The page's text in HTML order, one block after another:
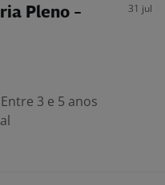
Pleno -
31 jul
Entre 3 e 5 anos